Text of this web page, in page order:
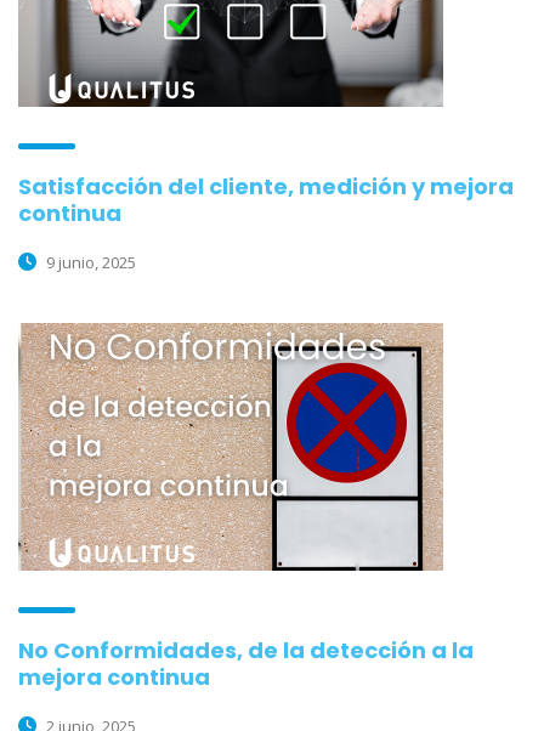
Satisfacción del cliente, medición y mejora
continua
9 junio, 2025
No Conformidades, de la detección a la
mejora continua
2 junio, 2025